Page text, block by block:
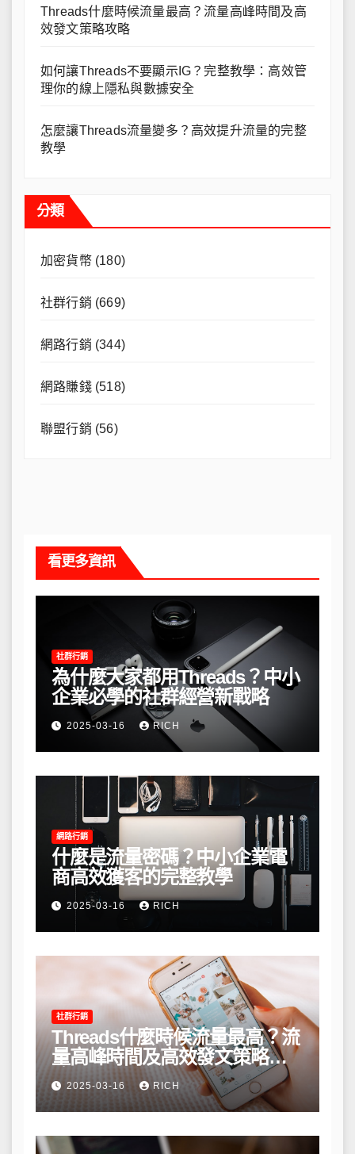
Threads什麼時候流量最高？流量高峰時間及高
效發文策略攻略
如何讓Threads不要顯示IG？完整教學：高效管
理你的線上隱私與數據安全
怎麼讓Threads流量變多？高效提升流量的完整
教學
分類
加密貨幣(180)
社群行銷 (669)
網路行銷 (344)
網路賺錢(518)
聯盟行銷 (56)
看更多資訊
社群行銷
為什麼大家都用Threads？中小
企業必學的社群經營新戰略
2025-03-16 RICH
網路行銷
什麼是流量密碼？中小企業電
商高效獲客的完整教學
2025-03-16 RICH
社群行銷
Threads什麼時候流量最高？流
量高峰時間及高效發文策略攻
略2025-03-16 RICH